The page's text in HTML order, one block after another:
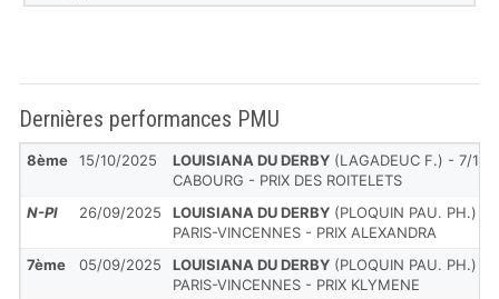
Dernières performances PMU
8ème 15/10/2025 LOUISIANA DU DERBY (LAGADEUC F.) - 7/1
CABOURG - PRIX DES ROITELETS
N-Pl
26/09/2025 LOUISIANA DU DERBY (PLOQUIN PAU. PH.) -
PARIS-VINCENNES - PRIX ALEXANDRA
7ème
05/09/2025 LOUISIANA DU DERBY (PLOQUIN PAU. PH.) -
PARIS-VINCENNES - PRIX KLYMENE